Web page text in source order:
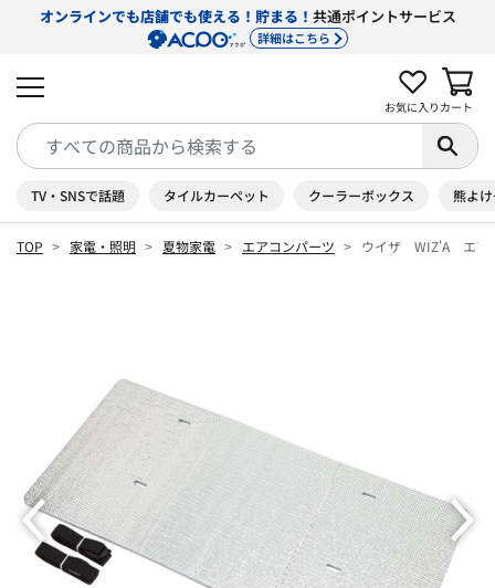
オンラインでも店舗でも使える！貯まる！ 共通ポイントサービス
詳細はこちら
お気に入り カート
TV・SNSで話題 タイルカーペット クーラーボックス 熊よ
TOP 家電・照明 夏物家電 エアコンパーツ ウイザ WIZ'A エア